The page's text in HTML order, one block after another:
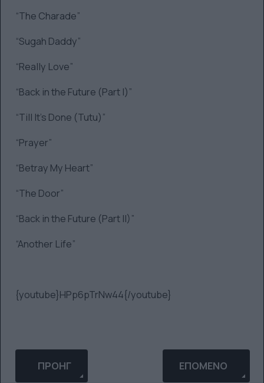
“The Charade”
“Sugah Daddy”
“Really Love”
“Back in the Future (Part I)”
“Till It’s Done (Tutu)”
“Prayer”
“Betray My Heart”
“The Door”
“Back in the Future (Part II)”
“Another Life”
{youtube}HPp6pTrNw44{/youtube}
ΠΡΟΗΓΟΎΜΕΝΟ ΆΡΘΡΟ: ΤΟ 4O CU ONSTAGE
ΠΡΟΗΓ ΕΠΌΜΕΝΟ ΆΡΘΡΟ:
ΕΠΌΜΕΝΟ